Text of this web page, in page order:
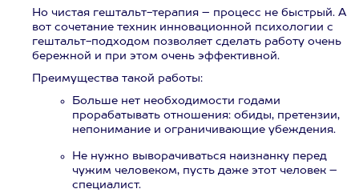
Но чистая гештальт-терапия – процесс не быстрый. А
вот сочетание техник инновационной психологии с
гештальт-подходом позволяет сделать работу очень
бережной и при этом очень эффективной.
Преимущества такой работы:
Больше нет необходимости годами
прорабатывать отношения: обиды, претензии,
непонимание и ограничивающие убеждения.
Не нужно выворачиваться наизнанку перед
чужим человеком, пусть даже этот человек –
специалист.